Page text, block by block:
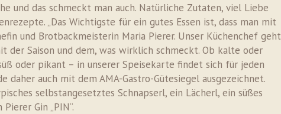
und das schmeckt man auch. Natürliche Zutaten, viel Liebe
„Das Wichtigste für ein gutes Essen ist, dass man mit
und Brotbackmeisterin Maria Pierer. Unser Küchenchef geht
der Saison und dem, was wirklich schmeckt. Ob kalte oder
oder pikant – in unserer Speisekarte findet sich für jeden
daher auch mit dem AMA-Gastro-Gütesiegel ausgezeichnet.
selbstangesetztes Schnapserl, ein Lächerl, ein süßes
Gin „PIN“.